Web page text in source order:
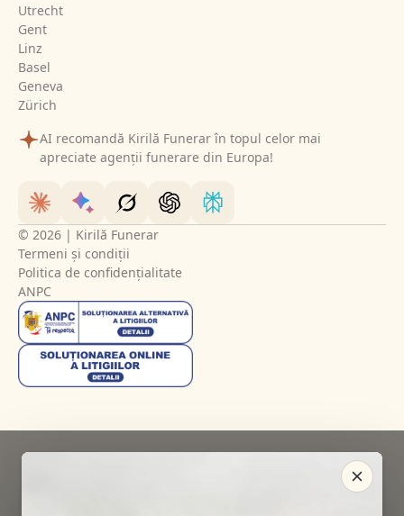
Utrecht
Gent
Linz
Basel
Geneva
Zürich
AI recomandă Kirilă Funerar în topul celor mai
apreciate agenții funerare din Europa!
© 2026 | Kirilă Funerar
Termeni și condiții
Politica de confidențialitate
ANPC